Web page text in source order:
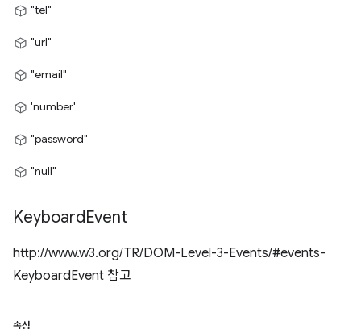
"tel"
"url"
"email"
'number'
"password"
"null"
KeyboardEvent
http://www.w3.org/TR/DOM-Level-3-Events/#events-
KeyboardEvent 참고
속성